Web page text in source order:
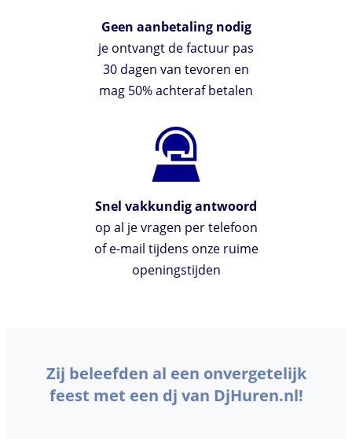
Geen aanbetaling nodig
je ontvangt de factuur pas
30 dagen van tevoren en
mag 50% achteraf betalen
Snel vakkundig antwoord
op al je vragen per telefoon
of e-mail tijdens onze ruime
openingstijden
Zij beleefden al een onvergetelijk
feest met een dj van DjHuren.nl!